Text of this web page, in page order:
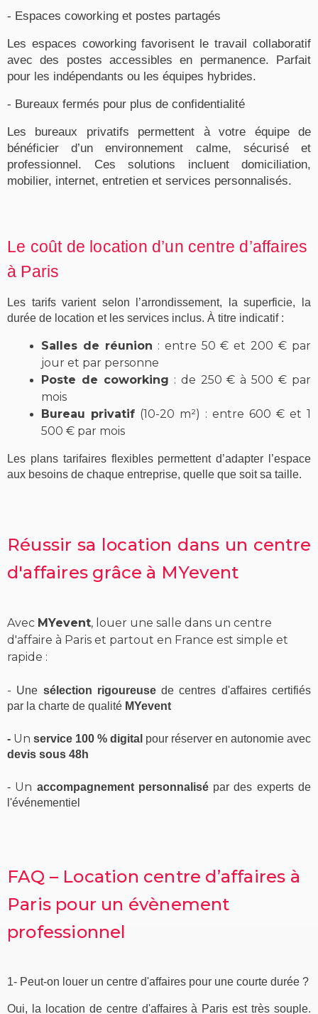
- Espaces coworking et postes partagés
Les espaces coworking favorisent le travail collaboratif
avec des postes accessibles en permanence. Parfait
pour les indépendants ou les équipes hybrides.
- Bureaux fermés pour plus de confidentialité
Les bureaux privatifs permettent à votre équipe de
bénéficier d’un environnement calme, sécurisé et
professionnel. Ces solutions incluent domiciliation,
mobilier, internet, entretien et services personnalisés.
Le coût de location d’un centre d’affaires
à Paris
Les tarifsvarient selon l’arrondissement, la superficie, la
durée de location et les services inclus. À titre indicatif :
Salles de réunion : entre 50 € et 200 € par
jour et par personne
Poste de coworking : de 250 € à 500 € par
mois
Bureau privatif (10-20 m²) : entre 600 € et 1
500 € par mois
Les plans tarifairesflexibles permettent d’adapter l’espace
aux besoins de chaque entreprise, quelle que soit sa taille.
Réussir sa location dans un centre
d'affaires grâce à MYevent
Avec MYevent, louer une salle dans un centre
d'affaire à Paris et partout en France est simple et
rapide :
- Une sélection rigoureusede centres d'affaires certifiés
par la charte de qualité MYevent
- Un service 100 % digital pour réserver en autonomie avec
devis sous 48h
- Un accompagnement personnalisé par des experts de
l'événementiel
FAQ – Location centre d’affaires à
Paris pour un évènement
professionnel
1- Peut-on louer un centre d'affaires pour une courte durée ?
Oui, la location de centre d'affaires à Paris est très souple.